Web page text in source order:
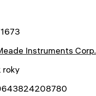
Instruments Corp.
roky